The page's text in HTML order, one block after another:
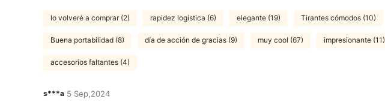
lo volveré a comprar (2) rapidez logística (6) elegante (19) Tirantes cómodos (10)
Buena portabilidad (8) día de acción de gracias (9) muy cool (67) impresionante (11)
accesorios faltantes (4)
s***a 5 Sep,2024